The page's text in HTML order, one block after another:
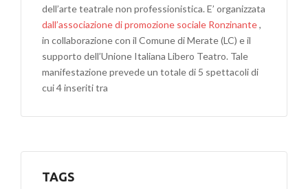
dell’arte teatrale non professionistica. E’ organizzata
dall’associazione di promozione sociale Ronzinante,
in collaborazione con il Comune di Merate (LC) e il
supporto dell’Unione Italiana Libero Teatro. Tale
manifestazione prevede un totale di 5 spettacoli di
cui 4 inseriti tra
TAGS